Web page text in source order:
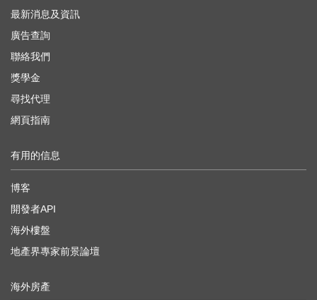
最新消息及資訊
廣告查詢
聯絡我們
獎學金
尋找代理
網頁指南
有用的信息
博客
開發者API
海外樓盤
地產界專家前景論壇
海外房產